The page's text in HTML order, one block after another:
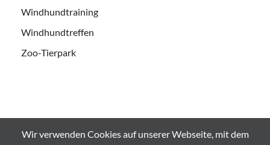
Windhundtraining
Windhundtreffen
Zoo-Tierpark
Alle Bilder und Videos sind urheberrechtlich geschützt und es
Wir verwenden Cookies auf unserer Webseite, mit dem